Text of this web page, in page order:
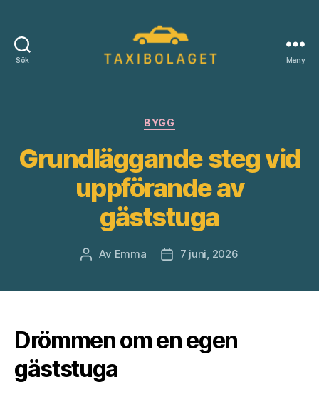
Sök Meny
Kategorier
BYGG
Grundläggande steg vid
uppförande av
gäststuga
Inläggsförfattare
Av Emma Inläggsdatum
7 juni, 2026
Drömmen om en egen
gäststuga